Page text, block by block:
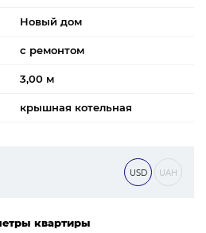
Новый дом
с ремонтом
3,00 м
крышная котельная
USD UAH
квартиры